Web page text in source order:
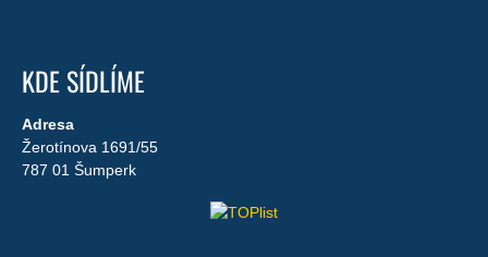
KDE SÍDLÍME
Adresa
Žerotínova 1691/55
787 01 Šumperk